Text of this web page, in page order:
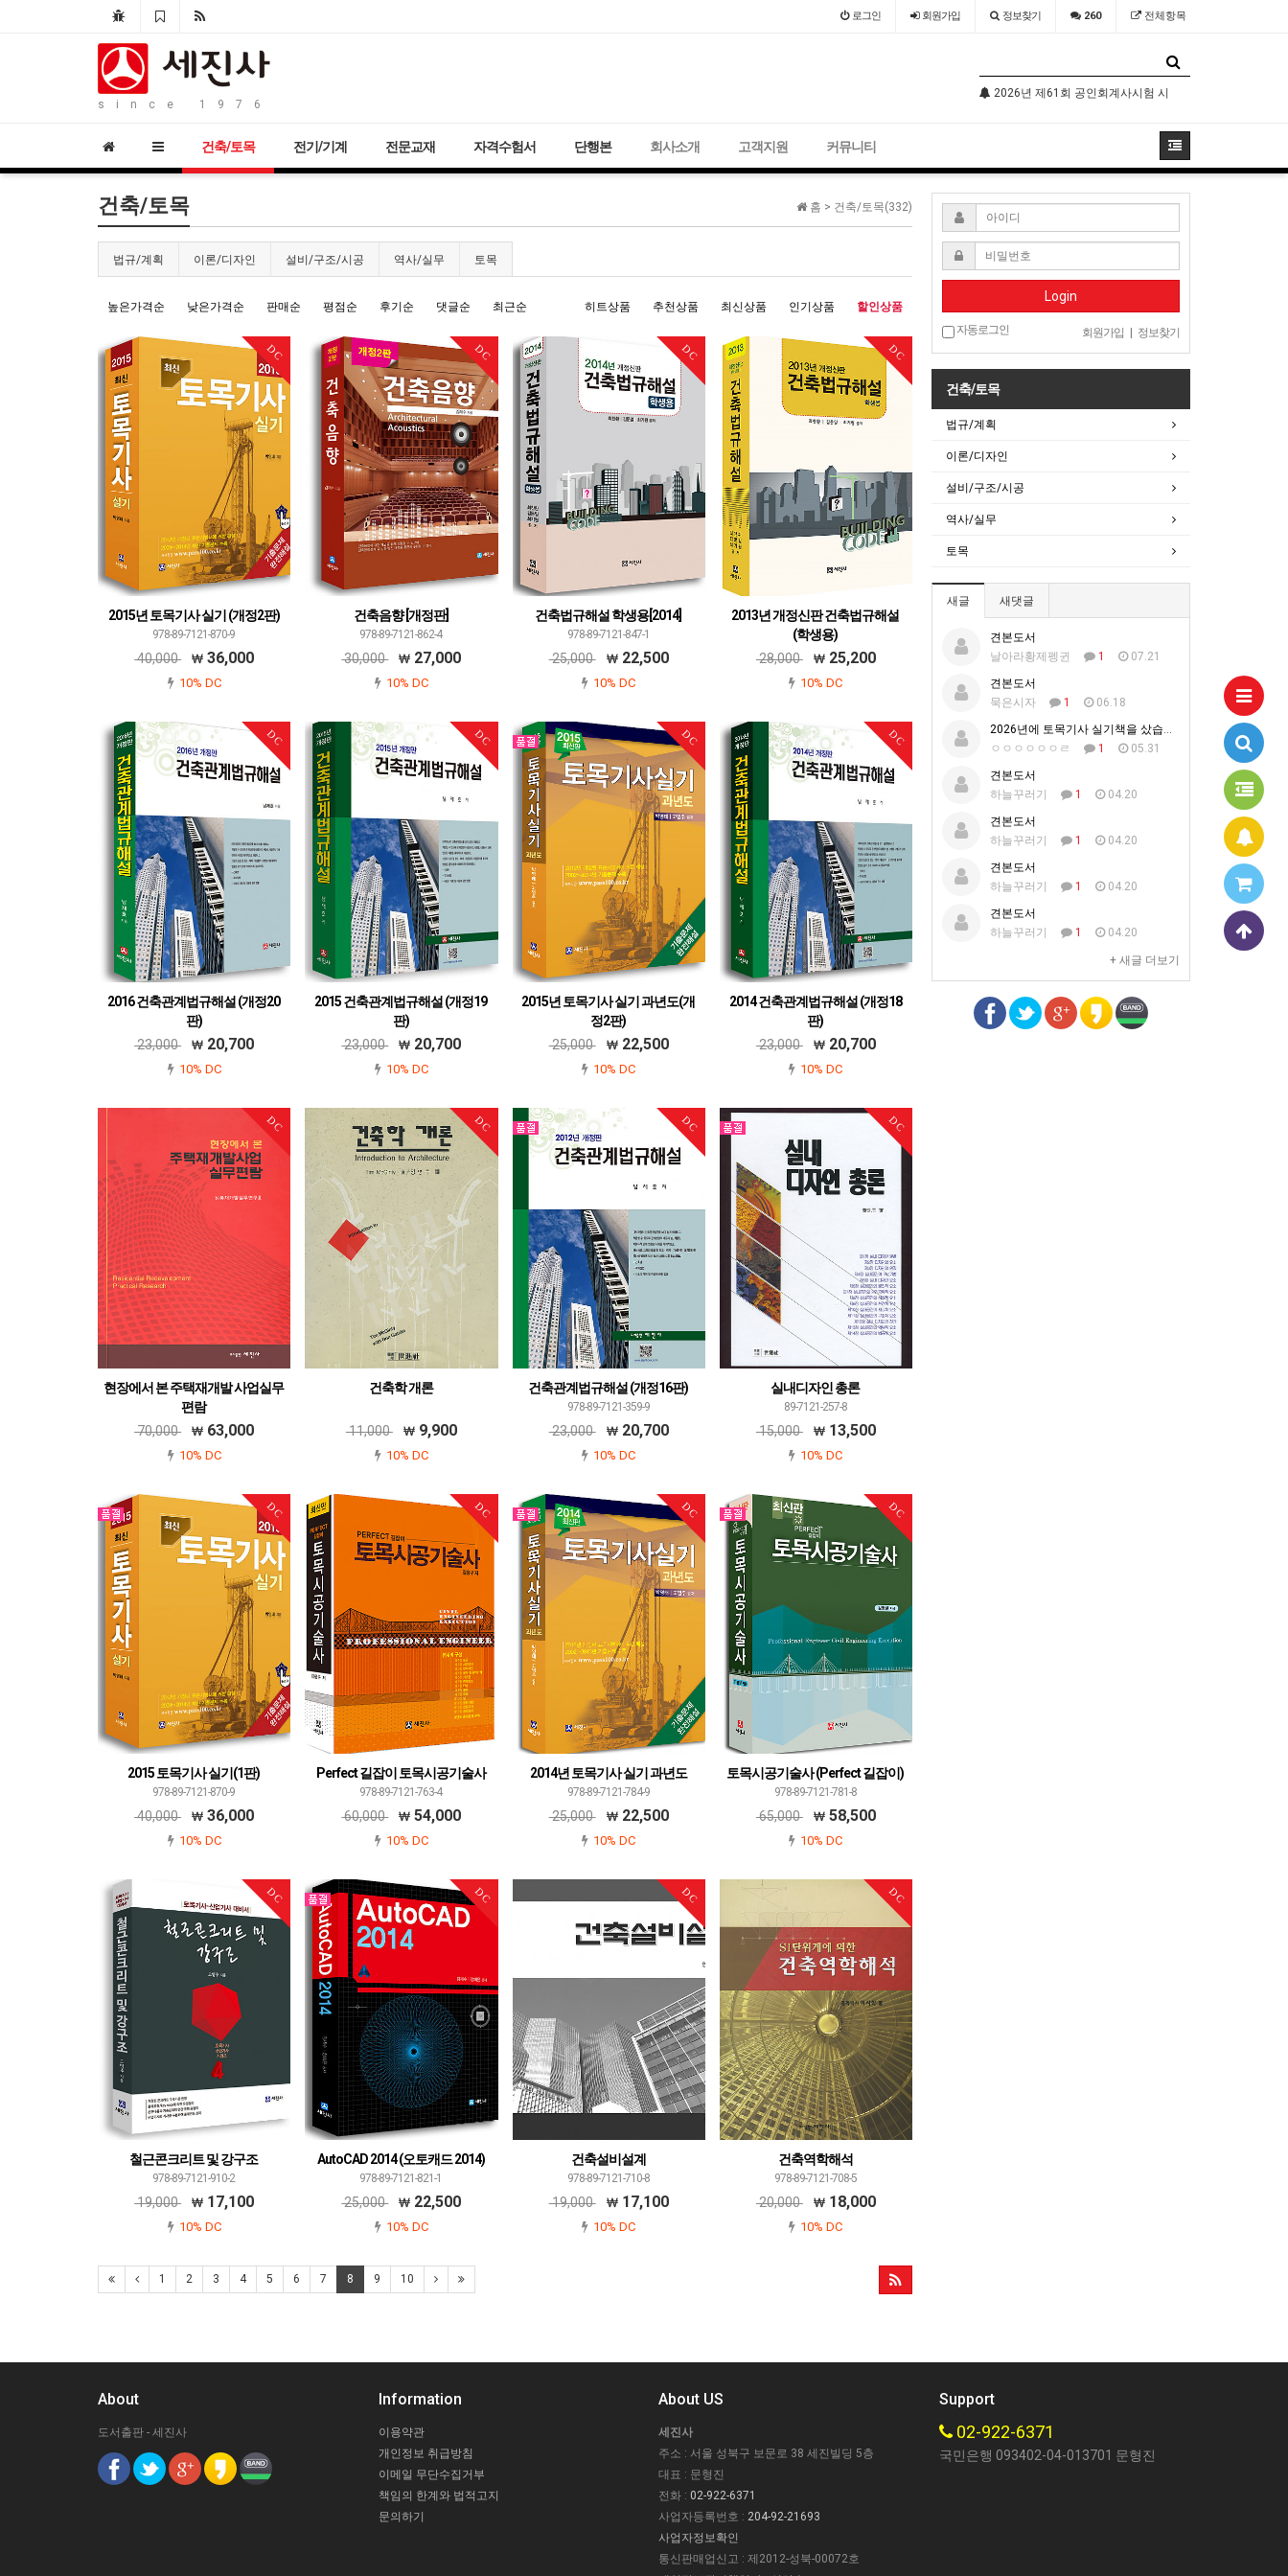
로그인 회원가입 정보찾기 260 전체항목
since 1976
2026년 제61회 공인회계사시험 시행공고
건축/토목 전기/기계 전문교재 자격수험서 단행본 회사소개 고객지원 커뮤니티
홈 > 건축/토목(332)
건축/토목
법규/계획 이론/디자인 설비/구조/시공 역사/실무 토목
높은가격순 낮은가격순 판매순 평점순 후기순 댓글순 최근순 히트상품 추천상품 최신상품 인기상품 할인상품
DC
2015년 토목기사 실기 (개정2판)
978-89-7121-870-9
40,000 36,000
10% DC
DC
건축음향 [개정판]
978-89-7121-862-4
30,000 27,000
10% DC
DC
건축법규해설 학생용[2014]
978-89-7121-847-1
25,000 22,500
10% DC
DC
2013년 개정신판 건축법규해설
(학생용)
978-89-7121-772-6
28,000 25,200
10% DC
DC
2016 건축관계법규해설 (개정20
판)
978-89-7121-232-5
23,000 20,700
10% DC
DC
2015 건축관계법규해설 (개정19
판)
978-89-7121-844-0
23,000 20,700
10% DC
DC
2015년 토목기사 실기 과년도(개
정2판)
978-89-7121-784-9 [2판]
25,000 22,500
10% DC
DC
2014 건축관계법규해설 (개정18
판)
978-89-7121-844-0
23,000 20,700
10% DC
DC
현장에서 본 주택재개발 사업실무
편람
978-89-7121-715-3
70,000 63,000
10% DC
DC
건축학 개론
11,000 9,900
10% DC
DC
건축관계법규해설 (개정16판)
978-89-7121-359-9
23,000 20,700
10% DC
DC
실내디자인 총론
89-7121-257-8
15,000 13,500
10% DC
DC
2015 토목기사 실기(1판)
978-89-7121-870-9
40,000 36,000
10% DC
DC
Perfect 길잡이 토목시공기술사
978-89-7121-763-4
60,000 54,000
10% DC
DC
2014년 토목기사 실기 과년도
978-89-7121-784-9
25,000 22,500
10% DC
DC
토목시공기술사 (Perfect 길잡이)
978-89-7121-781-8
65,000 58,500
10% DC
DC
철근콘크리트 및 강구조
978-89-7121-910-2
19,000 17,100
10% DC
DC
AutoCAD 2014 (오토캐드 2014)
978-89-7121-821-1
25,000 22,500
10% DC
DC
건축설비설계
978-89-7121-710-8
19,000 17,100
10% DC
DC
건축역학해석
978-89-7121-708-5
20,000 18,000
10% DC
1 2 3 4 5 6 7 8 9 10
Login
자동로그인 회원가입 | 정보찾기
건축/토목
법규/계획
이론/디자인
설비/구조/시공
역사/실무
토목
새글 새댓글
견본도서
날아라황제펭귄
1
07.21
견본도서
묵은시자
1
06.18
2026년에 토목기사 실기책을 샀습니다.
ㅇㅇㅇㅇㅇㅇㄹ
1
05.31
견본도서
하늘꾸러기
1
04.20
견본도서
하늘꾸러기
1
04.20
견본도서
하늘꾸러기
1
04.20
견본도서
하늘꾸러기
1 04.20
+ 새글 더보기
About
도서출판 - 세진사
Information
이용약관
개인정보 취급방침
이메일 무단수집거부
책임의 한계와 법적고지
문의하기
About US
세진사
주소 : 서울 성북구 보문로 38 세진빌딩 5층
대표 : 문형진
전화 : 02-922-6371
사업자등록번호 : 204-92-21693
사업자정보확인
통신판매업신고 : 제2012-성북-00072호
Support
02-922-6371
국민은행 093402-04-013701 문형진